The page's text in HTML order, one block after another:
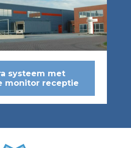
systeem met
monitor receptie